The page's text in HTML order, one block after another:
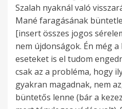
Szalah nyaknál való
Mané faragásának
[insert összes jogos
nem újdonságok. Én még
eseteket is el tudom
csak az a probléma, hogy
gyakran magadnak, nem
büntetős lenne (bár a